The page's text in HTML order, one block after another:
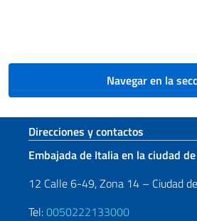
Navegar en la
Sezione footer
Direcciones y contactos
Embajada de Italia en la ciudad
12 Calle 6-49, Zona 14 – Ciudad
Tel:0050222133000